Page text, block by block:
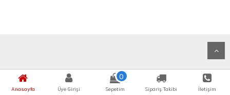
Anasayfa Üye Girişi
0
Sepetim Sipariş Takibi İletişim